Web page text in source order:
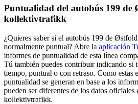
Puntualidad del autobús 199 de
kollektivtrafikk
¿Quieres saber si el autobús 199 de
normalmente puntual? Abre la aplicación
informes de puntualidad de esta línea
Tú también puedes contribuir indicando si
tiempo, puntual o con retraso. Como estas
puntualidad se generan en base a los
pueden ser diferentes de los datos
kollektivtrafikk.